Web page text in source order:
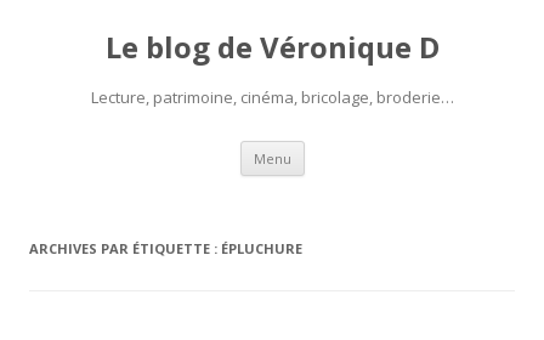
Le blog de Véronique D
Lecture, patrimoine, cinéma, bricolage, broderie…
Menu Aller
contenu
ARCHIVES PAR ÉTIQUETTE : ÉPLUCHURE